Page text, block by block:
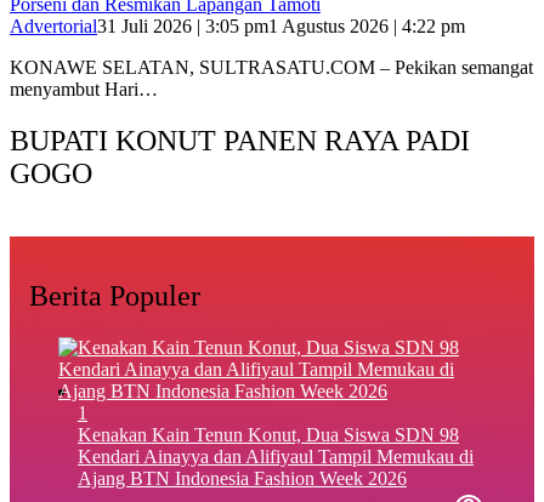
Porseni dan Resmikan Lapangan Tamoti
Advertorial31 Juli 2026 | 3:05 pm1 Agustus 2026 | 4:22 pm
KONAWE SELATAN, SULTRASATU.COM – Pekikan semangat
menyambut Hari…
BUPATI KONUT PANEN RAYA PADI
GOGO
Berita Populer
1
‎Kenakan Kain Tenun Konut, Dua Siswa SDN 98
Kendari Ainayya dan Alifiyaul Tampil Memukau di
Ajang BTN Indonesia Fashion Week 2026